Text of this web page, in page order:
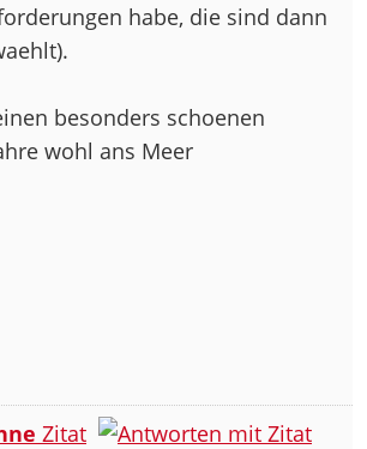
habe, die sind dann
besonders schoenen
wohl ans Meer
Zitat